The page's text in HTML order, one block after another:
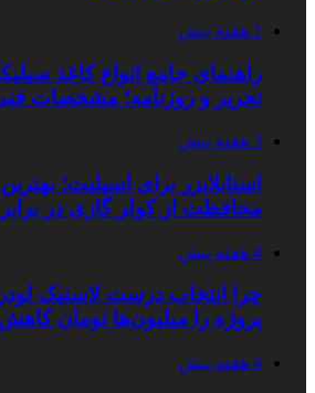
1 هفته پیش
راهنمای جامع انواع کاغذ
تحریر و روزنامه؛ مشخصات
3 هفته پیش
استابلایزر برای اسپلیت؛
محافظت از کولر گازی در
4 هفته پیش
چرا انتخاب درست لاستیک
پروژه را میلیون‌ها تومان
4 هفته پیش